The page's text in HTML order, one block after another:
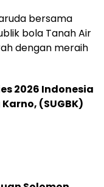
bersama
bola Tanah Air
dengan meraih
2026 Indonesia
(SUGBK)